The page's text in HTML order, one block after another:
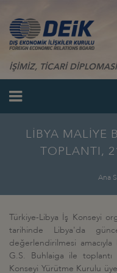
İŞİMİZ, TİCARİ DİPLOMASİ
LİBYA MALİYE
TOPLANTI,
Ana
Türkiye-Libya İş Konseyi
tarihinde Libya'da
değerlendirilmesi amacıyla
G.S. Buhlaiga ile toplantı
Konseyi Yürütme Kurulu